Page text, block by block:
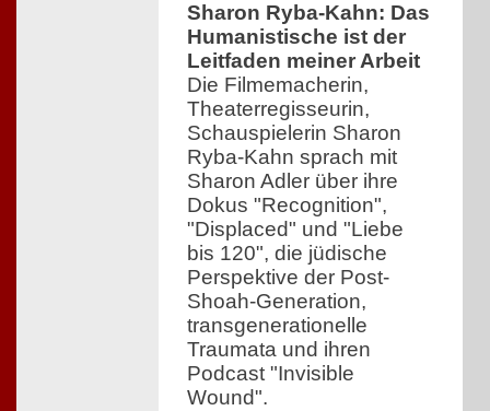
Sharon Ryba-Kahn: Das
Humanistische ist der
Leitfaden meiner Arbeit
Die Filmemacherin,
Theaterregisseurin,
Schauspielerin Sharon
Ryba-Kahn sprach mit
Sharon Adler über ihre
Dokus "Recognition",
"Displaced" und "Liebe
bis 120", die jüdische
Perspektive der Post-
Shoah-Generation,
transgenerationelle
Traumata und ihren
Podcast "Invisible
Wound".